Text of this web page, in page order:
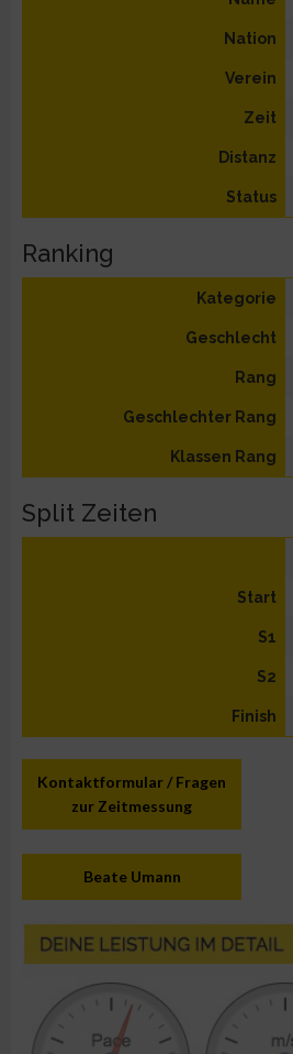
Nation
Verein
Zeit
Distanz
Status
Ranking
Kategorie
Geschlecht
Rang
Geschlechter Rang
Klassen Rang
Split Zeiten
Start
S1
S2
Finish
Kontaktformular / Fragen
zur Zeitmessung
Beate Umann